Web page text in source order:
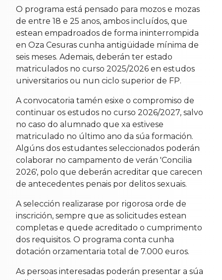
O programa está pensado para mozos e mozas
de entre 18 e 25 anos, ambos incluídos, que
estean empadroados de forma ininterrompida
en Oza Cesuras cunha antigüidade mínima de
seis meses. Ademais, deberán ter estado
matriculados no curso 2025/2026 en estudos
universitarios ou nun ciclo superior de FP.
A convocatoria tamén esixe o compromiso de
continuar os estudos no curso 2026/2027, salvo
no caso do alumnado que xa estivese
matriculado no último ano da súa formación.
Algúns dos estudantes seleccionados poderán
colaborar no campamento de verán 'Concilia
2026', polo que deberán acreditar que carecen
de antecedentes penais por delitos sexuais.
A selección realizarase por rigorosa orde de
inscrición, sempre que as solicitudes estean
completas e quede acreditado o cumprimento
dos requisitos. O programa conta cunha
dotación orzamentaria total de 7.000 euros.
As persoas interesadas poderán presentar a súa